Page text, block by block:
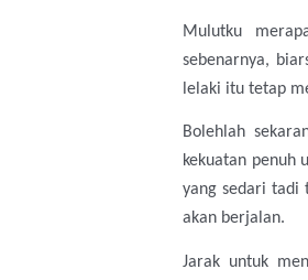
Mulutku
sebenarnya,
lelaki itu tetap
Bolehlah
kekuatan penuh
yang sedari tadi
akan berjalan.
Jarak untuk